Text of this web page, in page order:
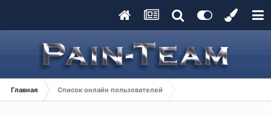
Главная Список онлайн пользователей